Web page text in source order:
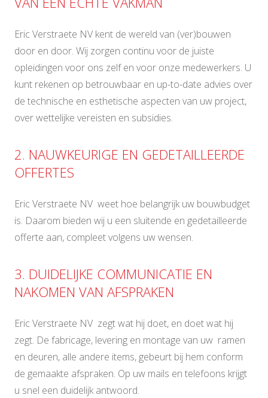
Eric Verstraete NV kent de wereld van (ver)bouwen
door en door. Wij zorgen continu voor de juiste
opleidingen voor ons zelf en voor onze medewerkers. U
kunt rekenen op betrouwbaar en up-to-date advies over
de technische en esthetische aspecten van uw project,
over wettelijke vereisten en subsidies.
2. NAUWKEURIGE EN GEDETAILLEERDE
OFFERTES
Eric Verstraete NV weet hoe belangrijk uw bouwbudget
is. Daarom bieden wij u een sluitende en gedetailleerde
offerte aan, compleet volgens uw wensen.
3. DUIDELIJKE COMMUNICATIE EN
NAKOMEN VAN AFSPRAKEN
Eric Verstraete NV zegt wat hij doet, en doet wat hij
zegt. De fabricage, levering en montage van uw ramen
en deuren, alle andere items, gebeurt bij hem conform
de gemaakte afspraken. Op uw mails en telefoons krijgt
u snel een duidelijk antwoord.